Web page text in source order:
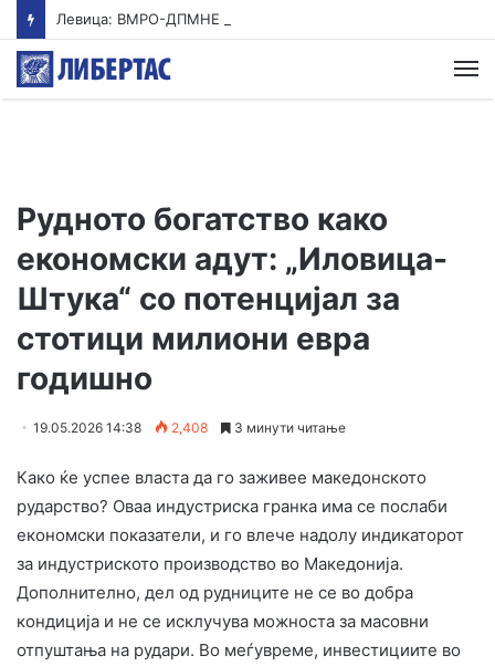
Рудното богатство како
економски адут: „Иловица-
Штука“ со потенцијал за
стотици милиони евра
годишно
19.05.2026 14:38 2,408 3 минути читање
Како ќе успее власта да го заживее македонското
рударство? Оваа индустриска гранка има се послаби
економски показатели, и го влече надолу индикаторот
за индустриското производство во Македонија.
Дополнително, дел од рудниците не се во добра
кондиција и не се исклучува можноста за масовни
отпуштања на рудари. Во меѓувреме, инвестициите во